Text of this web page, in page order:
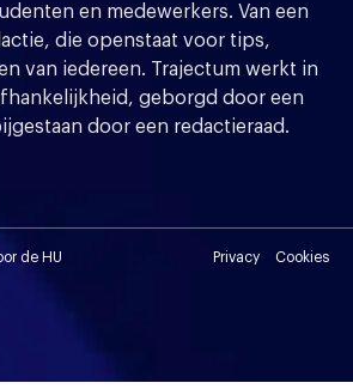
en medewerkers. Van een
die openstaat voor tips,
van iedereen. Trajectum werkt in
geborgd door een
door een redactieraad.
de HU Privacy Cookies